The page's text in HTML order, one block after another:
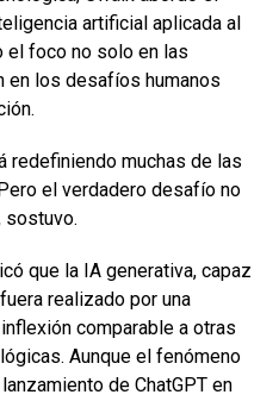
artificial aplicada al
el foco no solo en las
en los desafíos humanos
redefiniendo muchas de las
el verdadero desafío no
sostuvo.
que la IA generativa, capaz
realizado por una
comparable a otras
Aunque el fenómeno
de ChatGPT en